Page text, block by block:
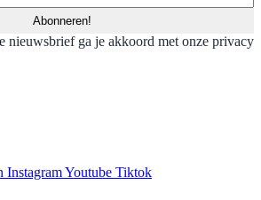
nieuwsbrief ga je akkoord met onze privacy
InstagramYoutube Tiktok